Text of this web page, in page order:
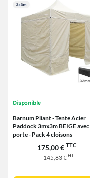
Disponible
Barnum Pliant - Tente Acier
Paddock 3mx3m BEIGE avec
porte - Pack 4 cloisons
175,00 € TTC
145,83 €HT